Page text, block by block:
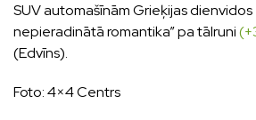
SUV automašīnām Grieķijas
nepieradinātā romantika” pa tālruni
(Edvīns).
Foto: 4×4 Centrs